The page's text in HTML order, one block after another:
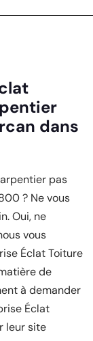
dans
pas
? Ne vous
Oui, ne
vous
Éclat Toiture
de
à demander
Éclat
leur site